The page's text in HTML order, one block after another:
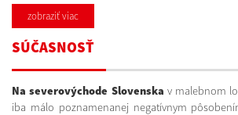
zobraziť viac
SÚČASNOSŤ
Na severovýchode Slovenska v malebnom
iba málo poznamenanej negatívnym